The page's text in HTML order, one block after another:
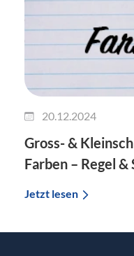
20.12.2024
Gross- &
Farben – Regel
Jetzt lesen